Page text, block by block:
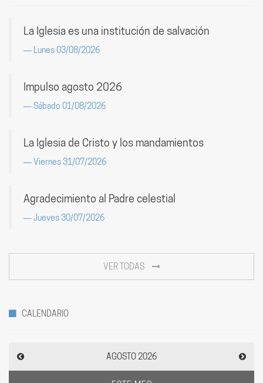
La Iglesia es una institución de salvación
Lunes 03/08/2026
Impulso agosto 2026
Sábado 01/08/2026
La Iglesia de Cristo y los mandamientos
Viernes 31/07/2026
Agradecimiento al Padre celestial
Jueves 30/07/2026
VER TODAS
CALENDARIO
AGOSTO 2026